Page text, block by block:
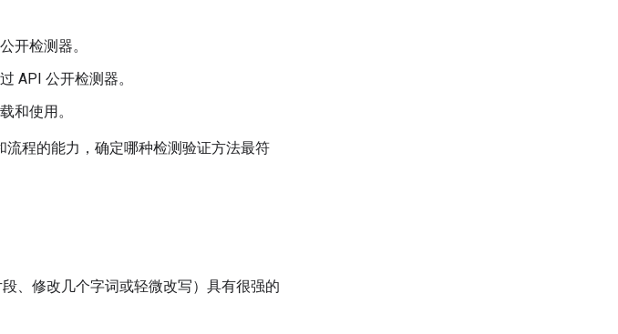
开检测器。
API 公开检测器。
和使用。
程的能力，确定哪种检测验证方法最符
、修改几个字词或轻微改写）具有很强的